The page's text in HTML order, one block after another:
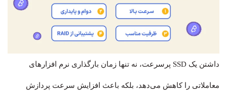
داشتن یک SSD پرسرعت، نه تنها زمان بارگذاری نرم افزارهای
معاملاتی را کاهش می‌دهد، بلکه باعث افزایش سرعت پردازش